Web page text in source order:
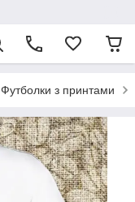
Футболки з принтами